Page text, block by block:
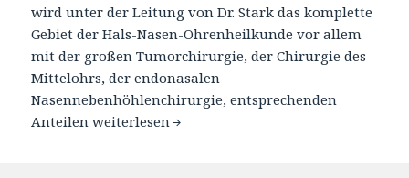
wird unter der Leitung von Dr. Stark das komplette
Gebiet der Hals-Nasen-Ohrenheilkunde vor allem
mit der großen Tumorchirurgie, der Chirurgie des
Mittelohrs, der endonasalen
Nasennebenhöhlenchirurgie, entsprechenden
AnteilenPD Dr. med. Thomas Stark – Mitgliedschaft im
weiterlesen